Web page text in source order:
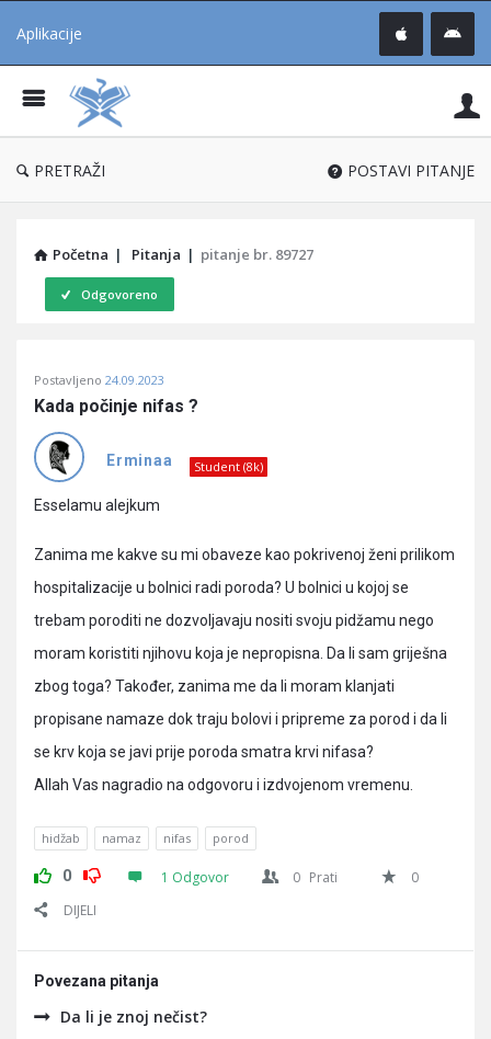
Aplikacije
®
PRETRAŽI POSTAVI PITANJE
Početna | Pitanja | pitanje br. 89727
Odgovoreno
Učene
Latest
Pitanja
Postavljeno 24.09.2023
Kada počinje nifas ?
Erminaa Student (8k)
Esselamu alejkum
Zanima me kakve su mi obaveze kao pokrivenoj ženi prilikom
hospitalizacije u bolnici radi poroda? U bolnici u kojoj se
trebam poroditi ne dozvoljavaju nositi svoju pidžamu nego
moram koristiti njihovu koja je nepropisna. Da li sam griješna
zbog toga? Također, zanima me da li moram klanjati
propisane namaze dok traju bolovi i pripreme za porod i da li
se krv koja se javi prije poroda smatra krvi nifasa?
Allah Vas nagradio na odgovoru i izdvojenom vremenu.
hidžab namaz nifas porod
0 1 Odgovor 0 Prati
0
DIJELI
Povezana pitanja
Da li je znoj nečist?